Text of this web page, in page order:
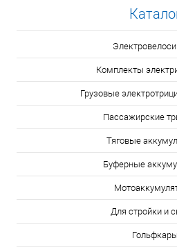
Комплекты
Грузовые
Пассажирские
Тяговые
Буферные
Для стройки и
Гольфкары